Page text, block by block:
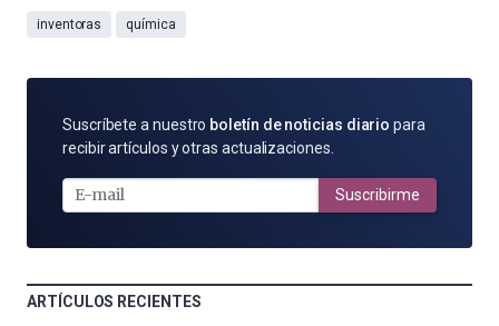
inventoras química
SUSCRÍBETE
POR
MAIL
Suscríbete a nuestro boletín de noticias diario para
recibir artículos y otras actualizaciones.
Suscribirme
ARTÍCULOS RECIENTES